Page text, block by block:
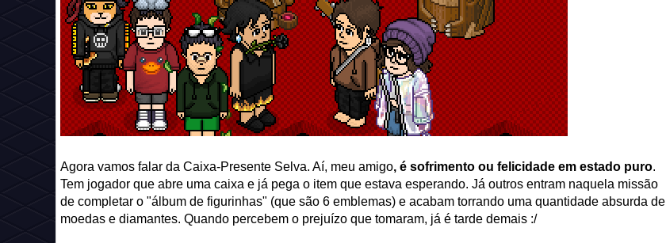
Agora vamos falar da Caixa-Presente Selva. Aí, meu amigo, é sofrimento ou felicidade em estado puro.
Tem jogador que abre uma caixa e já pega o item que estava esperando. Já outros entram naquela missão
de completar o "álbum de figurinhas" (que são 6 emblemas) e acabam torrando uma quantidade absurda de
moedas e diamantes. Quando percebem o prejuízo que tomaram, já é tarde demais :/